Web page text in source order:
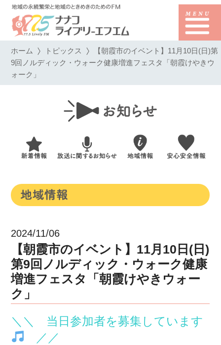
ホーム トピックス 【朝霞市のイベント】11月10日(日)第
9回ノルディック・ウォーク健康増進フェスタ「朝霞けやきウ
ォーク」
2024/11/06
【朝霞市のイベント】11月10日(日)
第9回ノルディック・ウォーク健康
増進フェスタ「朝霞けやきウォー
ク」
＼＼ 当日参加者を募集しています
／／